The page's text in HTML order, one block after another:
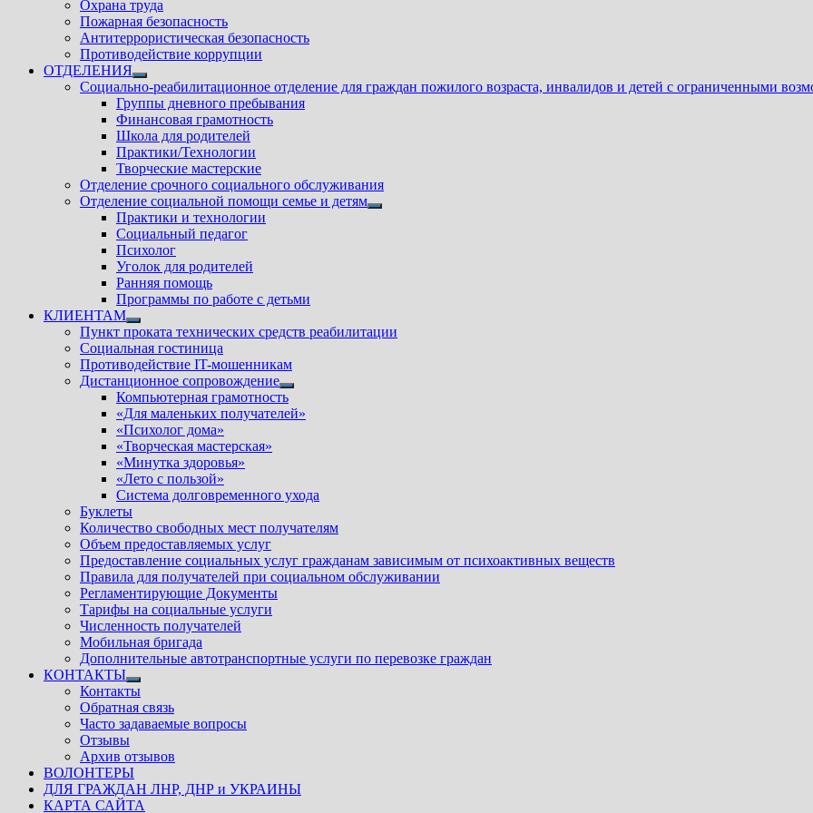
Охрана труда
Пожарная безопасность
Антитеррористическая безопасность
Противодействие коррупции
ОТДЕЛЕНИЯ
Показать
подменю
Социально-реабилитационное отделение для граждан пожилого возраста, инвалидов и детей с ограниченными
Группы дневного пребывания
Финансовая грамотность
Школа для родителей
Практики/Технологии
Творческие мастерские
Отделение срочного социального обслуживания
Отделение социальной помощи семье и детям
Показать
Практики и технологии
Социальный педагог
Психолог
Уголок для родителей
Ранняя помощь
Программы по работе с детьми
КЛИЕНТАМ
Показать
подменю
Пункт проката технических средств реабилитации
Социальная гостиница
Противодействие IT-мошенникам
Дистанционное сопровождение
Показать
подменю
Компьютерная грамотность
«Для маленьких получателей»
«Психолог дома»
«Творческая мастерская»
«Минутка здоровья»
«Лето с пользой»
Система долговременного ухода
Буклеты
Количество свободных мест получателям
Объем предоставляемых услуг
Предоставление социальных услуг гражданам зависимым от психоактивных веществ
Правила для получателей при социальном обслуживании
Регламентирующие Документы
Тарифы на социальные услуги
Численность получателей
Мобильная бригада
Дополнительные автотранспортные услуги по перевозке граждан
КОНТАКТЫ
Показать
подменю
Контакты
Обратная связь
Часто задаваемые вопросы
Отзывы
Архив отзывов
ВОЛОНТЕРЫ
ДЛЯ ГРАЖДАН ЛНР, ДНР и УКРАИНЫ
КАРТА САЙТА